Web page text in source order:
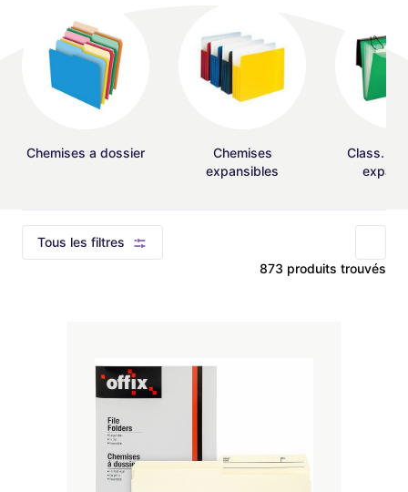
Chemises a dossier
Chemises
expansibles
Class.
Tous les filtres
873 produits trouvés